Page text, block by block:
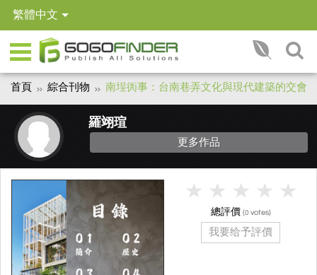
繁體中文
首頁 綜合刊物 南埕衖事：台南巷弄文化與現代建築的交會
羅翊瑄
更多作品
總評價 (0 votes)
我要给予評價